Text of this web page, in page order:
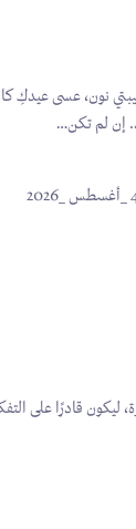
نون، عسى عيدكِ
إن لم تكن…
ليكون قادرًا على